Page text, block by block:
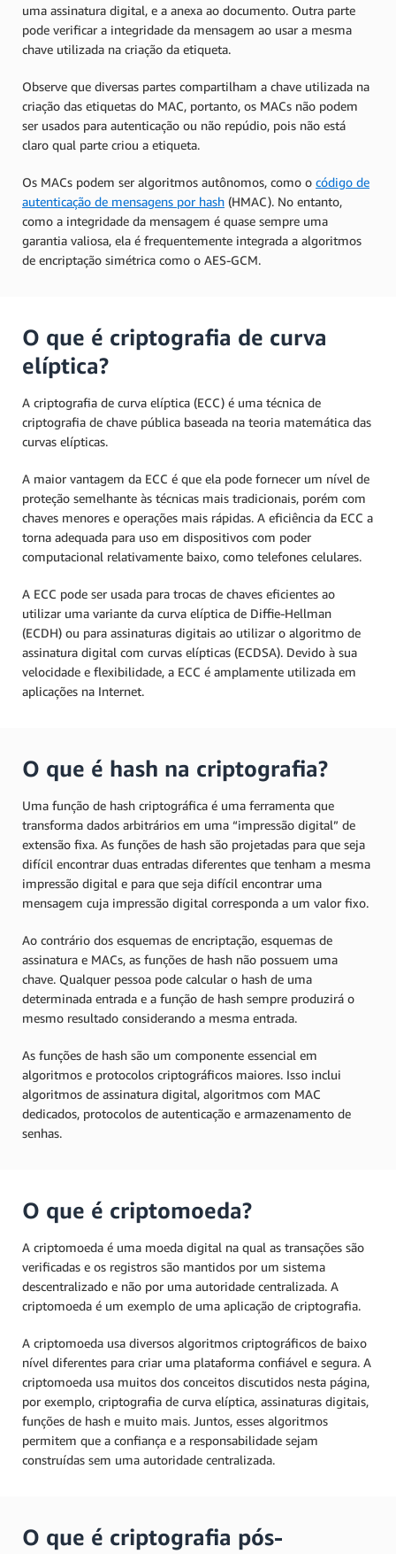
uma assinatura digital, e a anexa ao documento. Outra parte
pode verificar a integridade da mensagem ao usar a mesma
chave utilizada na criação da etiqueta.
Observe que diversas partes compartilham a chave utilizada na
criação das etiquetas do MAC, portanto, os MACs não podem
ser usados para autenticação ou não repúdio, pois não está
claro qual parte criou a etiqueta.
Os MACs podem ser algoritmos autônomos, como o código de
autenticação de mensagens por hash (HMAC). No entanto,
como a integridade da mensagem é quase sempre uma
garantia valiosa, ela é frequentemente integrada a algoritmos
de encriptação simétrica como o AES-GCM.
O que é criptografia de curva
elíptica?
A criptografia de curva elíptica (ECC) é uma técnica de
criptografia de chave pública baseada na teoria matemática das
curvas elípticas.
A maior vantagem da ECC é que ela pode fornecer um nível de
proteção semelhante às técnicas mais tradicionais, porém com
chaves menores e operações mais rápidas. A eficiência da ECC a
torna adequada para uso em dispositivos com poder
computacional relativamente baixo, como telefones celulares.
A ECC pode ser usada para trocas de chaves eficientes ao
utilizar uma variante da curva elíptica de Diffie-Hellman
(ECDH) ou para assinaturas digitais ao utilizar o algoritmo de
assinatura digital com curvas elípticas (ECDSA). Devido à sua
velocidade e flexibilidade, a ECC é amplamente utilizada em
aplicações na Internet.
O que é hash na criptografia?
Uma função de hash criptográfica é uma ferramenta que
transforma dados arbitrários em uma “impressão digital” de
extensão fixa. As funções de hash são projetadas para que seja
difícil encontrar duas entradas diferentes que tenham a mesma
impressão digital e para que seja difícil encontrar uma
mensagem cuja impressão digital corresponda a um valor fixo.
Ao contrário dos esquemas de encriptação, esquemas de
assinatura e MACs, as funções de hash não possuem uma
chave. Qualquer pessoa pode calcular o hash de uma
determinada entrada e a função de hash sempre produzirá o
mesmo resultado considerando a mesma entrada.
As funções de hash são um componente essencial em
algoritmos e protocolos criptográficos maiores. Isso inclui
algoritmos de assinatura digital, algoritmos com MAC
dedicados, protocolos de autenticação e armazenamento de
senhas.
O que é criptomoeda?
A criptomoeda é uma moeda digital na qual as transações são
verificadas e os registros são mantidos por um sistema
descentralizado e não por uma autoridade centralizada. A
criptomoeda é um exemplo de uma aplicação de criptografia.
A criptomoeda usa diversos algoritmos criptográficos de baixo
nível diferentes para criar uma plataforma confiável e segura. A
criptomoeda usa muitos dos conceitos discutidos nesta página,
por exemplo, criptografia de curva elíptica, assinaturas digitais,
funções de hash e muito mais. Juntos, esses algoritmos
permitem que a confiança e a responsabilidade sejam
construídas sem uma autoridade centralizada.
O que é criptografia pós-